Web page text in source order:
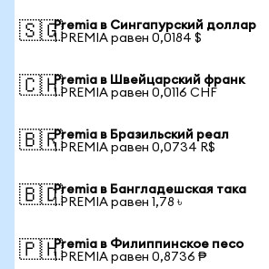
🇸🇬Premia в Сингапурский доллар
1 PREMIA равен 0,0184 $
🇨🇭Premia в Швейцарский франк
1 PREMIA равен 0,0116 CHF
🇧🇷Premia в Бразильский реал
1 PREMIA равен 0,0734 R$
🇧🇩Premia в Бангладешская така
1 PREMIA равен 1,78 ৳
🇵🇭Premia в Филиппинское песо
1 PREMIA равен 0,8736 ₱